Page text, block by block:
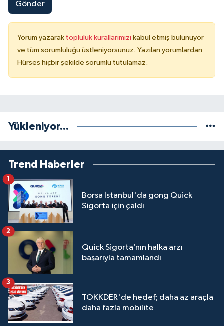
Gönder
Yorum yazarak topluluk kurallarımızı kabul etmiş bulunuyor
ve tüm sorumluluğu üstleniyorsunuz. Yazılan yorumlardan
Hürses hiçbir şekilde sorumlu tutulamaz.
Yükleniyor...
Trend Haberler
Borsa İstanbul'da gong Quick
Sigorta için çaldı
1
Quick Sigorta’nın halka arzı
başarıyla tamamlandı
2
TOKKDER'de hedef; daha az araçla
daha fazla mobilite
3